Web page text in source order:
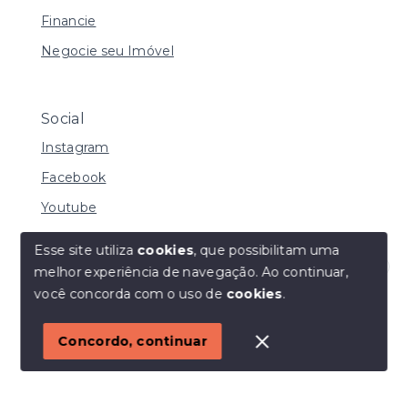
Financie
Negocie seu Imóvel
Social
Instagram
Facebook
Youtube
© Copyright 2026 - I URBE CONSULTORIA
IMOBILIÁRIA | CRECI 33.934 J - Todos os direitos
SITE PARA IMOBILIARIA
Olá! Estamos disponíveis para te ajudar.
Esse site utiliza cookies, que possibilitam uma
melhor experiência de navegação.Ao continuar,
você concorda com o uso de cookies.
Concordo, continuar